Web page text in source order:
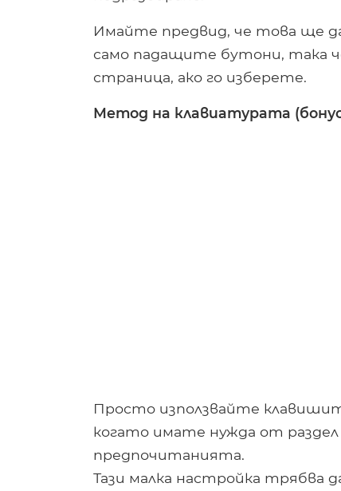
Имайте предвид, че това ще
само падащите бутони, така
страница, ако го изберете.
Метод на клавиатурата
Просто използвайте
когато имате нужда от
предпочитанията.
Тази малка настройка трябва